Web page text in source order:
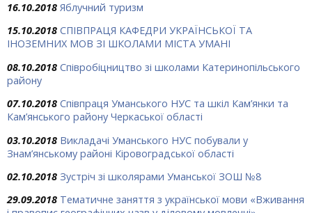
16.10.2018 Яблучний туризм
15.10.2018 СПІВПРАЦЯ КАФЕДРИ УКРАЇНСЬКОЇ ТА
ІНОЗЕМНИХ МОВ ЗІ ШКОЛАМИ МІСТА УМАНІ
08.10.2018 Співробіцництво зі школами Катеринопільського
району
07.10.2018 Співпраця Уманського НУС та шкіл Кам’янки та
Кам’янського району Черкаської області
03.10.2018 Викладачі Уманського НУС побували у
Знам’янському районі Кіровоградської області
02.10.2018 Зустріч зі школярами Уманської ЗОШ №8
29.09.2018 Тематичне заняття з української мови «Вживання